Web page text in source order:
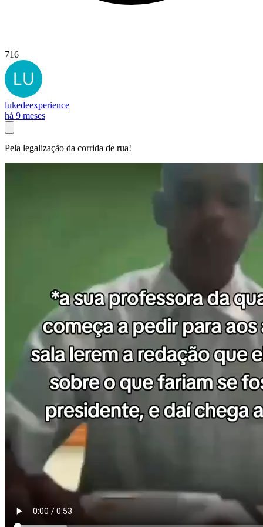
716
lukedeexperience
há 9 meses
Pela legalização da corrida de rua!